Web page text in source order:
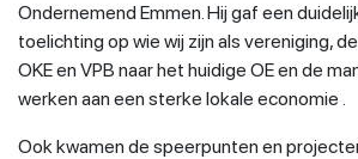
Ondernemend Emmen. Hij gaf een
toelichting op wie wij zijn als vereniging,
OKE en VPB naar het huidige OE en de
werken aan een sterke lokale economie .
Ook kwamen de speerpunten en